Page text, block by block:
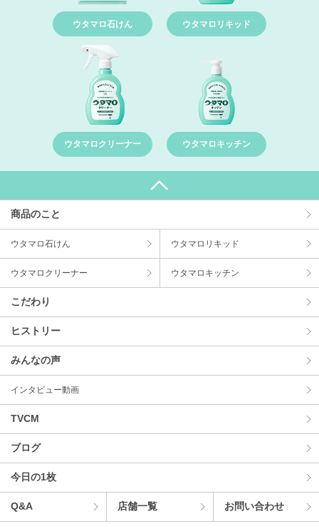
ウタマロ石けん ウタマロリキッド
ウタマロクリーナー ウタマロキッチン
商品のこと
ウタマロ⽯けん ウタマロリキッド
ウタマロクリーナー ウタマロキッチン
こだわり
ヒストリー
みんなの声
インタビュー動画
TVCM
ブログ
今⽇の1枚
Q&A 店舗⼀覧 お問い合わせ